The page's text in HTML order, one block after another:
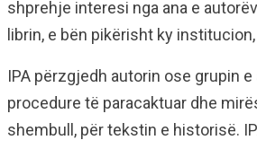
shprehje interesi nga ana e
librin, e bën pikërisht ky institucion,
IPA përzgjedh autorin ose grupin
procedure të paracaktuar dhe
shembull, për tekstin e historisë.